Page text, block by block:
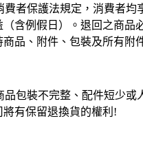
者保護法規定，消費者均
（含例假日）。退回之商品
品、附件、包裝及所有附
品包裝不完整、配件短少或
將有保留退換貨的權利!